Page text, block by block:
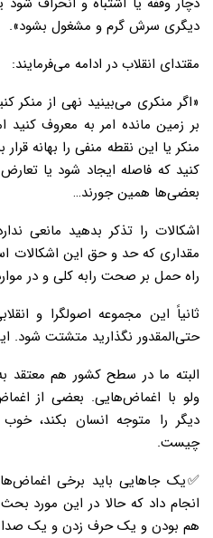
دیگری سرش گرم و مشغول بشود».
مقتدای انقلاب در ادامه می‌فرمایند:
«اگر منکری می‌بینید نهی از منکر
بر زمین مانده امر به معروف
منکر یا این نقطه منفی را بهانه
کنید که فاصله ایجاد شود یا
بعضی‌ها همین جورند…
اشکالات را تذکر بدهید مانعی
مقداری که حد و حق این اشکالات
راه حمل بر صحت رابه کلی و در
ثانیاً این مجموعه اصولگرا و
حتی‌المقدور نگذارید متشتت
البته ما در سطح کشور هم معتقد
ولو با اغماض‌هایی. بعضی از
دیگر را متوجه انسان بکند،
چیست.
✅یک جاهایی باید برخی
انجام داد که حالا در این مورد
هم بودن و یک حرف زدن و یک صدا